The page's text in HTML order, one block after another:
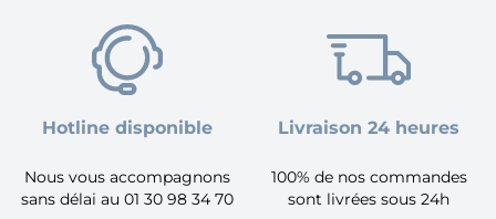
Hotline disponible
Nous vous accompagnons
sans délai au 01 30 98 34 70
Livraison 24 heures
100% de nos commandes
sont livrées sous 24h